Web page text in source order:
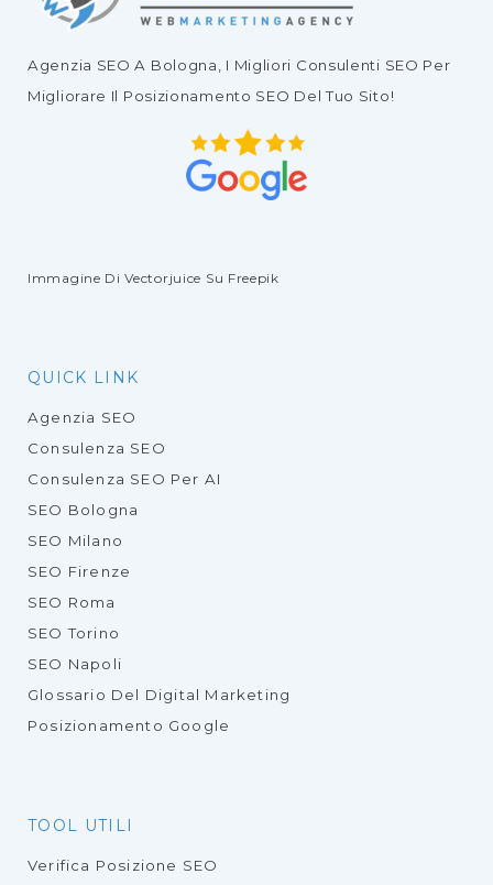
Agenzia SEO A Bologna, I Migliori Consulenti SEO Per
Migliorare Il Posizionamento SEO Del Tuo Sito!
Immagine Di Vectorjuice Su Freepik
QUICK LINK
Agenzia SEO
Consulenza SEO
Consulenza SEO Per AI
SEO Bologna
SEO Milano
SEO Firenze
SEO Roma
SEO Torino
SEO Napoli
Glossario Del Digital Marketing
Posizionamento Google
TOOL UTILI
Verifica Posizione SEO